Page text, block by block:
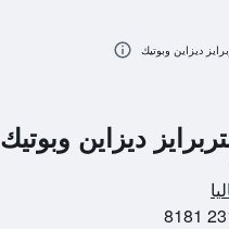
ديزاين وبوتيك
ديزاين وبوتيك